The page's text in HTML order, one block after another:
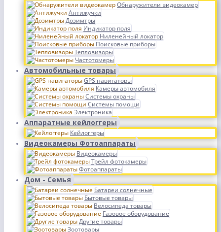
Обнаружители видеокамер
Антижучки
Дозимтры
Индикатор поля
Ниленейный локатор
Поисковые приборы
Тепловизоры
Частотомеры
Автомобильные товары
GPS навигаторы
Камеры автомобиля
Системы охраны
Системы помощи
Электроника
Аппаратные кейлоггеры
Кейлоггеры
Видеокамеры Фотоаппараты
Видеокамеры
Трейл фотокамеры
Фотоаппараты
Дом - Семья
Батареи солнечные
Бытовые товары
Велосипеда товары
Газовое оборудование
Другие товары
Зоотовары